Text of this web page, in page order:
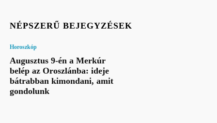
NÉPSZERŰ BEJEGYZÉSEK
Horoszkóp
Augusztus 9-én a Merkúr
belép az Oroszlánba: ideje
bátrabban kimondani, amit
gondolunk